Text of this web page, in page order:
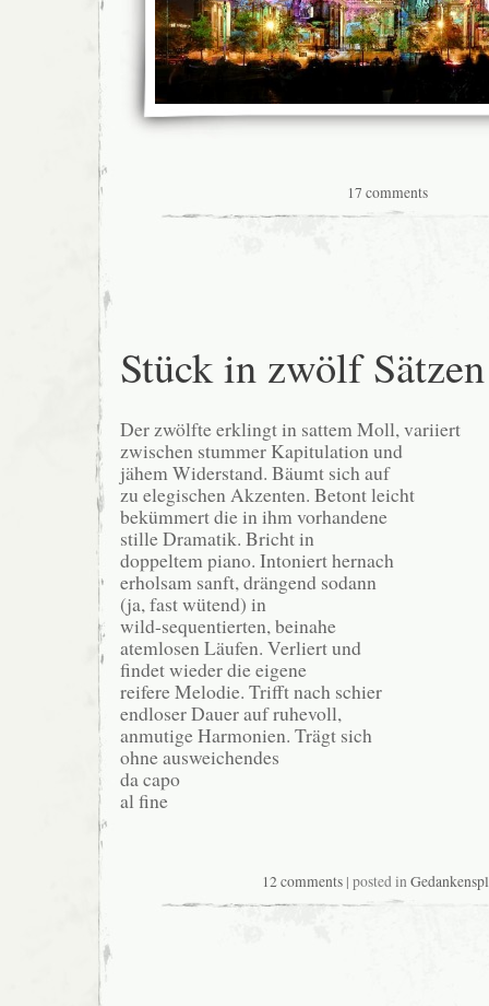
17 comments
Stück in zwölf Sätzen
Der zwölfte erklingt in sattem Moll, variiert
zwischen stummer Kapitulation und
jähem Widerstand. Bäumt sich auf
zu elegischen Akzenten. Betont leicht
bekümmert die in ihm vorhandene
stille Dramatik. Bricht in
doppeltem piano. Intoniert hernach
erholsam sanft, drängend sodann
(ja, fast wütend) in
wild-sequentierten, beinahe
atemlosen Läufen. Verliert und
findet wieder die eigene
reifere Melodie. Trifft nach schier
endloser Dauer auf ruhevoll,
anmutige Harmonien. Trägt sich
ohne ausweichendes
da capo
al fine
12 comments| posted in